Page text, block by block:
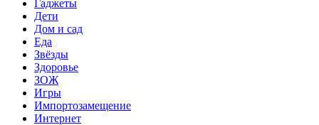
Гаджеты
Дети
Дом и сад
Еда
Звёзды
Здоровье
ЗОЖ
Игры
Импортозамещение
Интернет